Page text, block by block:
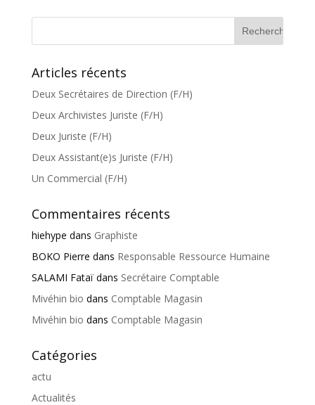
Articles récents
Deux Secrétaires de Direction (F/H)
Deux Archivistes Juriste (F/H)
Deux Juriste (F/H)
Deux Assistant(e)s Juriste (F/H)
Un Commercial (F/H)
Commentaires récents
hiehype dans Graphiste
BOKO Pierre dans Responsable Ressource Humaine
SALAMI Fataïdans Secrétaire Comptable
Mivéhin bio dans Comptable Magasin
Mivéhin bio dans Comptable Magasin
Catégories
actu
Actualités